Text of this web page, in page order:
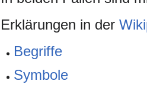
Erklärungen in der
Begriffe
Symbole